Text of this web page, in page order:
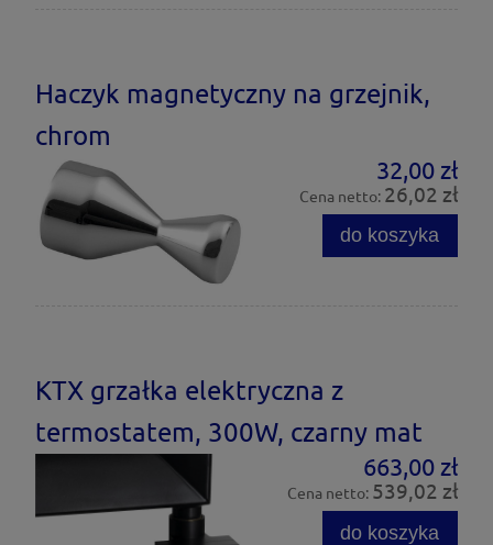
Haczyk magnetyczny na grzejnik,
chrom
32,00 zł
Cena netto: 26,02 zł
do koszyka
KTX grzałka elektryczna z
termostatem, 300W, czarny mat
663,00 zł
Cena netto: 539,02 zł
do koszyka